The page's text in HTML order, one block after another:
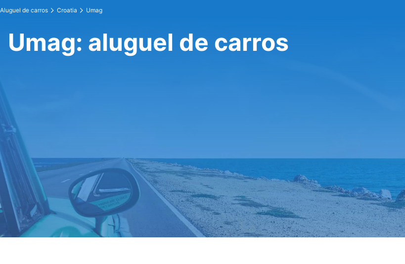
Aluguel de carros Croatia Umag
Umag: aluguel de carros